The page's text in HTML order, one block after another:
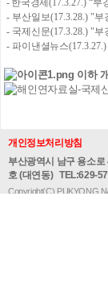
- 한국경제 (17.3.27.) “부
- 부산일보(17.3.28.) "부
- 국제신문(17.3.28.) "부
-파이낸셜뉴스
이하
개인정보처리방침
부산광역시 남구 용소
호 (대연동) TEL:629-
Copyright(C) PUKYONG